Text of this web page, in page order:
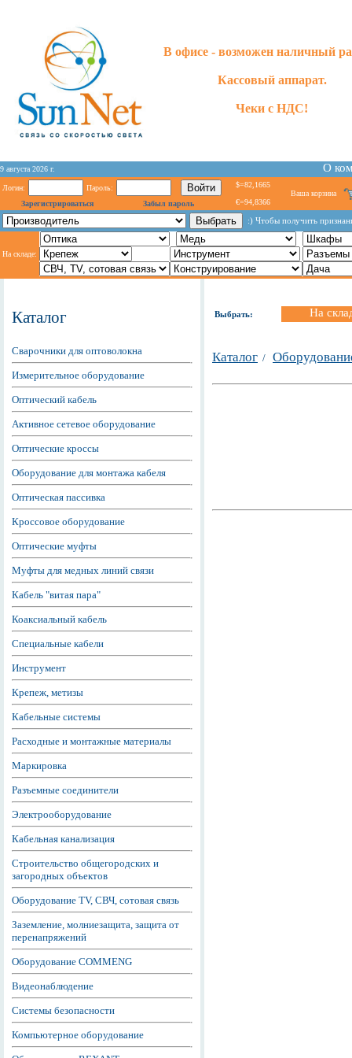
В офисе - возможен наличный
Кассовый аппарат.
Чеки с НДС!
9 августа 2026 г. О
Логин:
Пароль:
Зарегистрироваться
Забыл пароль
$=82,1665
€=94,8366
Ваша корзина
:) Чтобы получить
На складе:
Каталог
Сварочники для оптоволокна
Измерительное оборудование
Оптический кабель
Активное сетевое оборудование
Оптические кроссы
Оборудование для монтажа кабеля
Оптическая пассивка
Кроссовое оборудование
Оптические муфты
Муфты для медных линий связи
Кабель "витая пара"
Коаксиальный кабель
Специальные кабели
Инструмент
Крепеж, метизы
Кабельные системы
Расходные и монтажные материалы
Маркировка
Разъемные соединители
Электрооборудование
Кабельная канализация
Строительство общегородских и
загородных объектов
Оборудование TV, СВЧ, сотовая связь
Заземление, молниезащита, защита от
перенапряжений
Оборудование COMMENG
Видеонаблюдение
Системы безопасности
Компьютерное оборудование
Выбрать: На
Каталог /